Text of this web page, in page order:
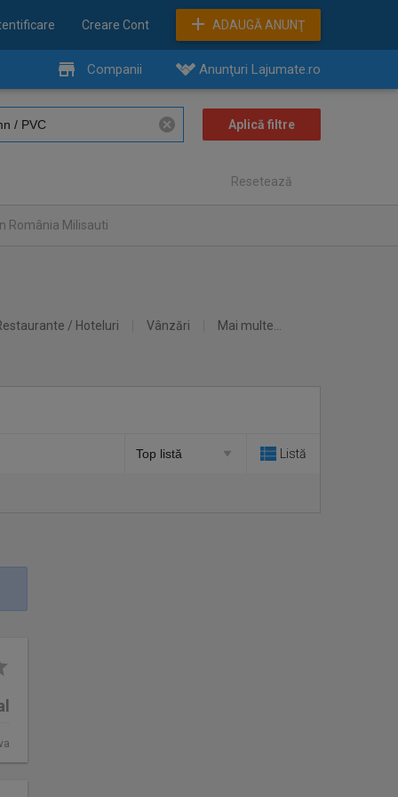
Creare Cont ADAUGĂ ANUNŢ
Companii Anunţuri Lajumate.ro
Resetează
România Milisauti
/ Hoteluri Vânzări Mai multe...
Listă